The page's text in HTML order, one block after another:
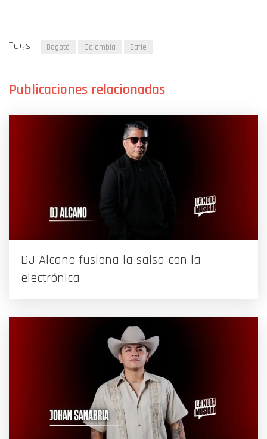
Tags: Bogotá Colombia Safie
DJ Alcano fusiona la salsa con la
electrónica